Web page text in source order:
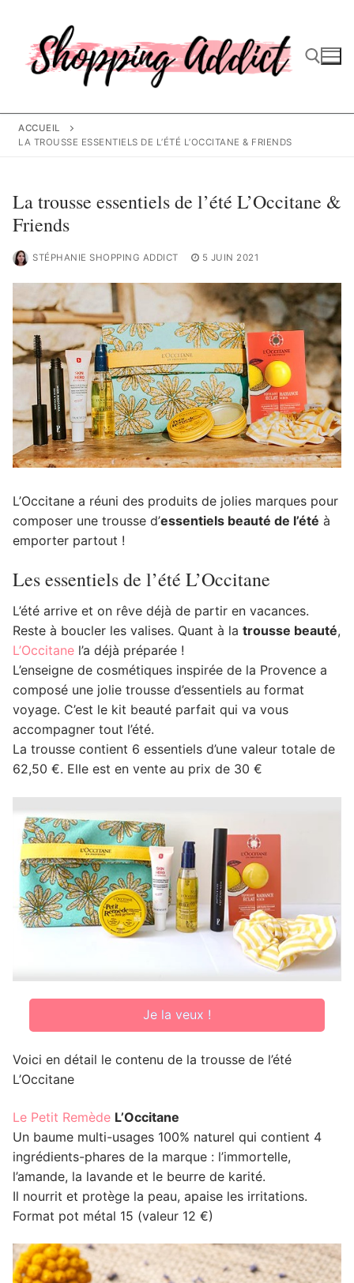
contenu
ACCUEIL
LA TROUSSE ESSENTIELS DE L’ÉTÉ L’OCCITANE & FRIENDS
La trousse essentiels de l’été L’Occitane &
Friends
STÉPHANIE SHOPPING ADDICT 5 JUIN 2021
L’Occitane a réuni des produits de jolies marques pour
composer une trousse d’essentiels beauté de l’été à
emporter partout !
Les essentiels de l’été L’Occitane
L’été arrive et on rêve déjà de partir en vacances.
Reste à boucler les valises. Quant à la trousse beauté,
L’Occitane l’a déjà préparée !
L’enseigne de cosmétiques inspirée de la Provence a
composé une jolie trousse d’essentiels au format
voyage. C’est le kit beauté parfait qui va vous
accompagner tout l’été.
La trousse contient 6 essentiels d’une valeur totale de
62,50 €. Elle est en vente au prix de 30 €
Je la veux !
Voici en détail le contenu de la trousse de l’été
L’Occitane
Le Petit Remède L’Occitane
Un baume multi-usages 100% naturel qui contient 4
ingrédients-phares de la marque : l’immortelle,
l’amande, la lavande et le beurre de karité.
Il nourrit et protège la peau, apaise les irritations.
Format pot métal 15 (valeur 12 €)